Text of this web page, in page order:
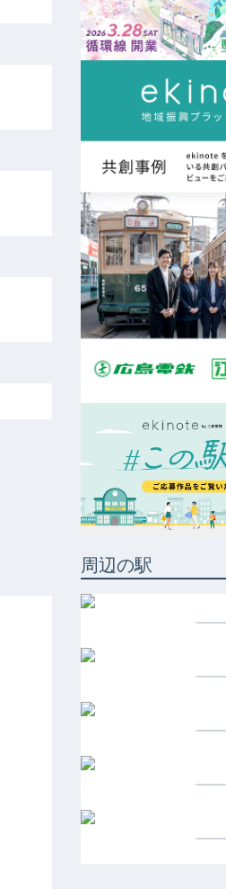
周辺の駅